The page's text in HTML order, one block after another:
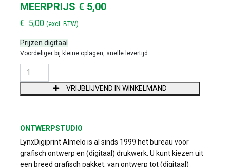
MEERPRIJS € 5,00
€ 5,00 (excl. BTW)
Prijzen digitaal
Voordeliger bij kleine oplagen, snelle levertijd.
MEERPRIJS € 5,00 AANTAL
VRIJBLIJVEND IN WINKELMAND
ONTWERPSTUDIO
LynxDigiprint Almelo is al sinds 1999 het bureau voor
grafisch ontwerp en (digitaal) drukwerk. U kunt kiezen uit
een breed grafisch pakket: van ontwerp tot (digitaal)